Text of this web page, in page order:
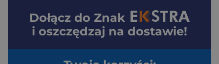
Dołącz do Znak
i oszczędzaj na dostawie!